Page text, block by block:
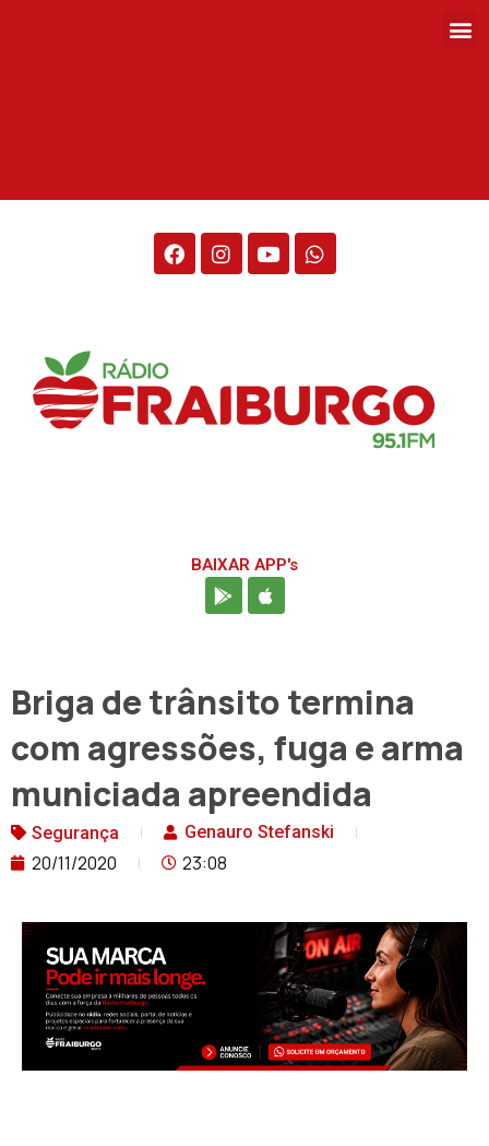
BAIXAR APP's
Briga de trânsito termina
com agressões, fuga e arma
municiada apreendida
Segurança Genauro Stefanski
20/11/2020 23:08